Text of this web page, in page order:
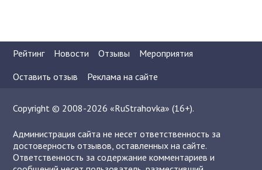
Рейтинг Новости Отзывы
Мероприятия
Оставить отзыв
Реклама на сайте
Copyright © 2008-2026 «RuStrahovka» (16+).
Администрация сайта не несет ответственность за
достоверность отзывов, оставленных на сайте.
Ответственность за содержание комментариев и